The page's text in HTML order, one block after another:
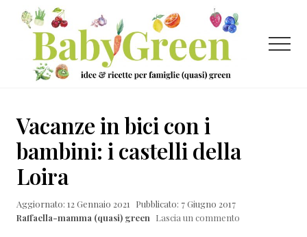
Menu
Passa
contenuto
principale
Passa
laterale
primaria
Passa
ricette
per
famiglie
(quasi)
green
Menu
Vacanze in bici con i
bambini: i castelli della
Loira
Aggiornato: 12 Gennaio 2021
Pubblicato: 7 Giugno 2017
Raffaella-mamma (quasi) green Lascia un commento